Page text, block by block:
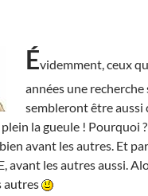
Évidemment, ceux
années une
sembleront être aussi
la gueule ! Pourquoi ?
avant les autres. Et
avant les autres aussi.
autres